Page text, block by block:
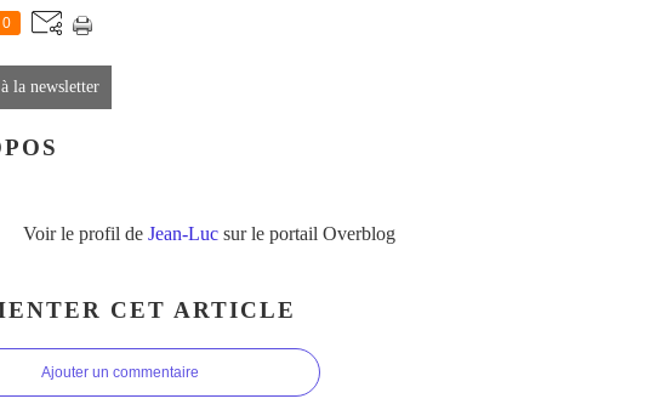
0
la newsletter
Voir le profil de Jean-Luc sur le portail Overblog
CET ARTICLE
Ajouter un commentaire